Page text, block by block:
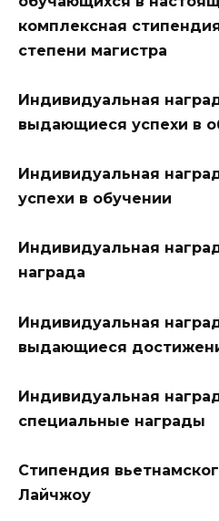
комплексная
степени магистра
Индивидуальная
выдающиеся успехи в
Индивидуальная
успехи в обучении
Индивидуальная
награда
Индивидуальная
выдающиеся
Индивидуальная
специальные награды
Стипендия
Лайчжоу